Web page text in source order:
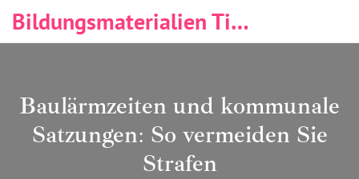
Bildungsmaterialien Tischlerei & Immobilien
Baulärmzeiten und kommunale
Satzungen: So vermeiden Sie
Strafen